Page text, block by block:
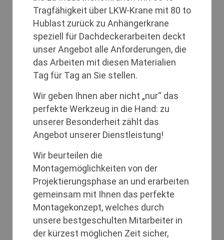
Tragfähigkeit über LKW-Krane mit 80 to
Hublast zurück zu Anhängerkrane
speziell für Dachdeckerarbeiten deckt
unser Angebot alle Anforderungen, die
das Arbeiten mit diesen Materialien
Tag für Tag an Sie stellen.
Wir geben Ihnen aber nicht „nur“ das
perfekte Werkzeug in die Hand: zu
unserer Besonderheit zählt das
Angebot unserer Dienstleistung!
Wir beurteilen die
Montagemöglichkeiten von der
Projektierungsphase an und erarbeiten
gemeinsam mit Ihnen das perfekte
Montagekonzept, welches durch
unsere bestgeschulten Mitarbeiter in
der kürzest möglichen Zeit sicher,